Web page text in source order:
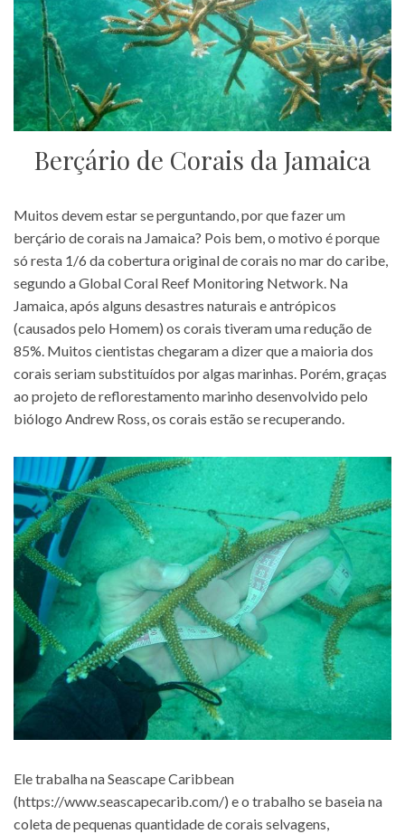
Berçário de Corais da Jamaica
Muitos devem estar se perguntando, por que fazer um
berçário de corais na Jamaica? Pois bem, o motivo é porque
só resta 1/6 da cobertura original de corais no mar do caribe,
segundo a Global Coral Reef Monitoring Network. Na
Jamaica, após alguns desastres naturais e antrópicos
(causados pelo Homem) os corais tiveram uma redução de
85%. Muitos cientistas chegaram a dizer que a maioria dos
corais seriam substituídos por algas marinhas. Porém, graças
ao projeto de reflorestamento marinho desenvolvido pelo
biólogo Andrew Ross, os corais estão se recuperando.
Ele trabalha na Seascape Caribbean
(https://www.seascapecarib.com/) e o trabalho se baseia na
coleta de pequenas quantidade de corais selvagens,